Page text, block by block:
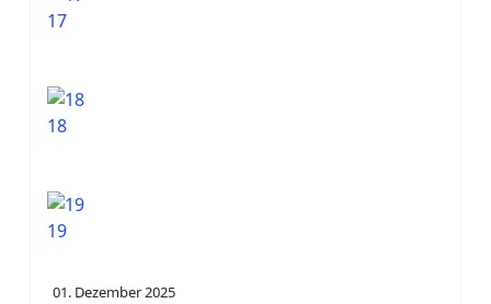
17
18
19
01. Dezember 2025